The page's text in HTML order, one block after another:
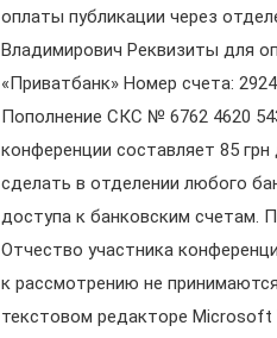
оплаты публикации через
Владимирович Реквизиты для
«Приватбанк» Номер счета:
Пополнение СКС № 6762 4620
конференции составляет 85
сделать в отделении любого
доступа к банковским счетам.
Отчество участника
к рассмотрению не
текстовом редакторе